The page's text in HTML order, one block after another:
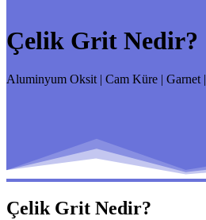
Çelik Grit Nedir?
Aluminyum Oksit | Cam Küre | Garnet |
Çelik Grit Nedir?